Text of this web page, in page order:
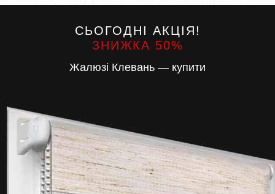
СЬОГОДНІ АКЦІЯ!
ЗНИЖКА 50%
Жалюзі Клевань — купити